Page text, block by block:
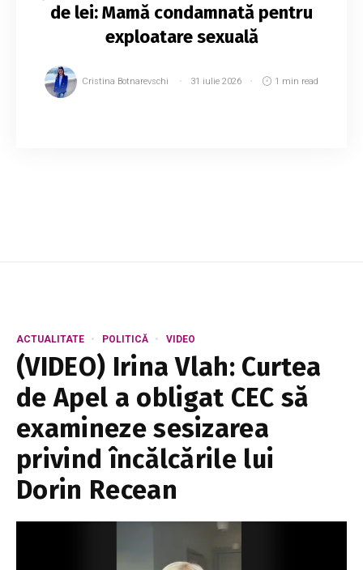
de lei: Mamă condamnată pentru
exploatare sexuală
Cristina Botnarevschi 31 iulie 2026 1 min read
ACTUALITATE POLITICĂ VIDEO
(VIDEO) Irina Vlah: Curtea
de Apel a obligat CEC să
examineze sesizarea
privind încălcările lui
Dorin Recean